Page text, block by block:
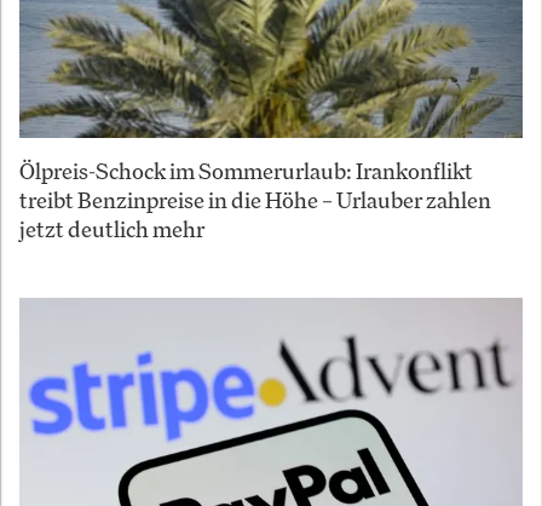
Ölpreis-Schock im Sommerurlaub: Irankonflikt
treibt Benzinpreise in die Höhe – Urlauber zahlen
jetzt deutlich mehr